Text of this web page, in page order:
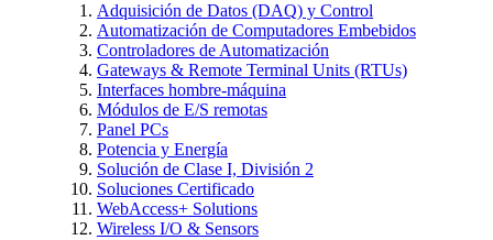
Adquisición de Datos (DAQ) y Control
Automatización de Computadores Embebidos
Controladores de Automatización
Gateways & Remote Terminal Units (RTUs)
Interfaces hombre-máquina
Módulos de E/S remotas
Panel PCs
Potencia y Energía
Solución de Clase I, División 2
Soluciones Certificado
WebAccess+ Solutions
Wireless I/O & Sensors